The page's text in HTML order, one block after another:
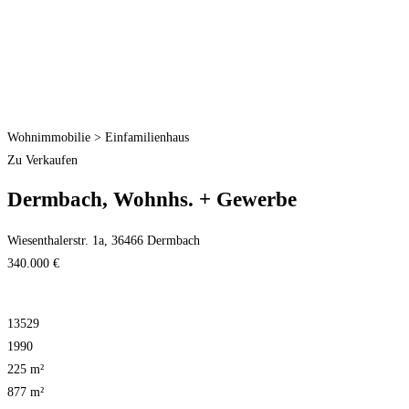
Wohnimmobilie > Einfamilienhaus
Zu Verkaufen
Dermbach, Wohnhs. + Gewerbe
Wiesenthalerstr. 1a, 36466 Dermbach
340.000 €
13529
1990
225 m²
877 m²